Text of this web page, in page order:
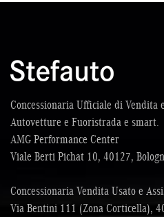
Concessionaria Ufficiale di Vendita
Autovetture e Fuoristrada e smart.
AMG Performance Center
Viale Berti Pichat 10, 40127,
Concessionaria Vendita Usato e
Via Bentini 111 (Zona Corticella),